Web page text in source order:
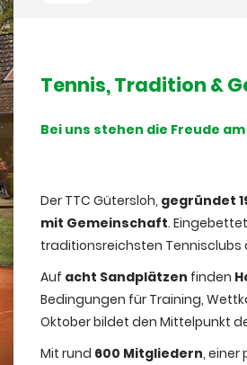
Tennis, Tradition &
Bei uns stehen die Freude
Der TTC Gütersloh, gegründet
mit Gemeinschaft.
traditionsreichsten Tennisclubs
Auf acht Sandplätzen finden
Bedingungen für Training,
Oktober bildet den Mittelpunkt
Mit rund 600 Mitgliedern, einer